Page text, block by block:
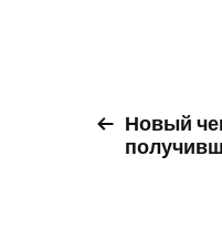
Новый